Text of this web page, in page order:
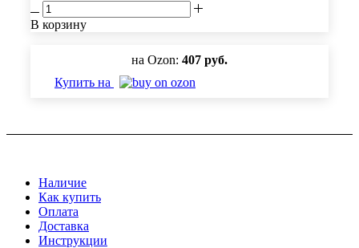
В корзину
на Ozon: 407 руб.
Купить на
Наличие
Как купить
Оплата
Доставка
Инструкции